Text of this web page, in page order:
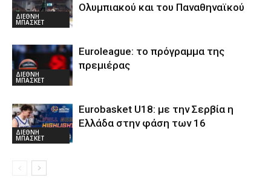
ΔΙΕΘΝΗ
ΜΠΑΣΚΕΤ
Ολυμπιακού και του Παναθηναϊκού
ΔΙΕΘΝΗ
ΜΠΑΣΚΕΤ
Euroleague: το πρόγραμμα της
πρεμιέρας
ΔΙΕΘΝΗ
ΜΠΑΣΚΕΤ
Eurobasket U18: με την Σερβία η
Ελλάδα στην φάση των 16